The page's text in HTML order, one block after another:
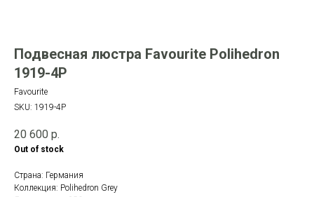
Подвесная люстра Favourite Polihedron
1919-4P
Favourite
SKU: 1919-4P
20 600 р.
Out of stock
Страна: Германия
Коллекция: Polihedron Grey